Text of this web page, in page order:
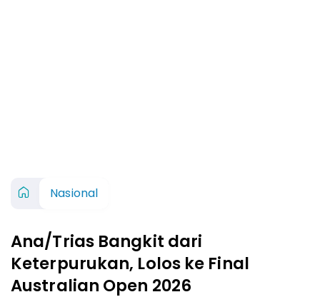
Nasional
Ana/Trias Bangkit dari
Keterpurukan, Lolos ke Final
Australian Open 2026